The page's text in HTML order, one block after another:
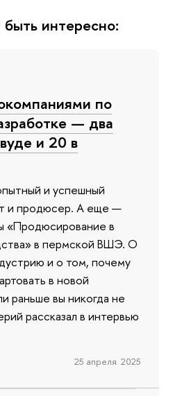
интересно:
по
— два
и 20 в
и успешный
и продюсер. А еще —
«Продюсирование в
в пермской ВШЭ. О
и о том, почему
в новой
раньше вы никогда не
рассказал в интервью
25 апреля 2025